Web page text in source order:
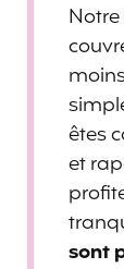
êtes
et
sont